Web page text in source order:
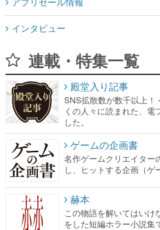
インタビュー
連載・特集一覧
殿堂入り記事
SNS拡散数が数千以上！
くの人々に読まれた、電
した。
ゲームの企画書
名作ゲームクリエイター
し、ヒットする企画（ゲ
赫本
この物語を解いてはい
をした短編ホラー小説集